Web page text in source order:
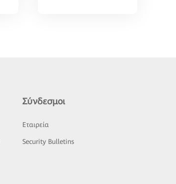
Σύνδεσμοι
Εταιρεία
Security Bulletins